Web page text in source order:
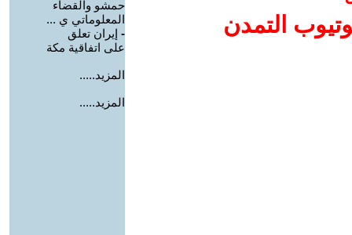
التمدن
حمشو والقضاء
المعلوماتي ي ...
- إيران تعلق
على اتفاقية مكة
المزيد.....
المزيد.....